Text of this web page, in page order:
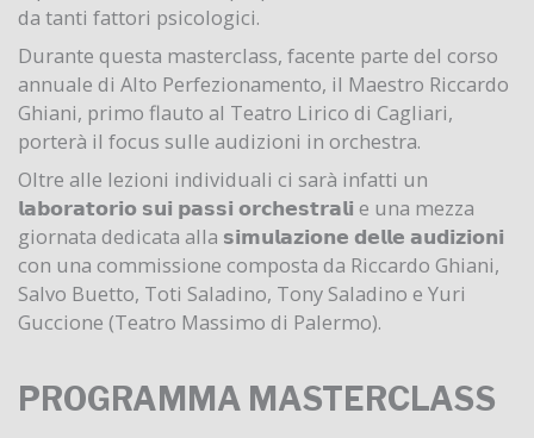
da tanti fattori psicologici.
Durante questa masterclass, facente parte del corso
annuale di Alto Perfezionamento, il Maestro Riccardo
Ghiani, primo flauto al Teatro Lirico di Cagliari,
porterà il focus sulle audizioni in orchestra.
Oltre alle lezioni individuali ci sarà infatti un
𝗹𝗮𝗯𝗼𝗿𝗮𝘁𝗼𝗿𝗶𝗼 𝘀𝘂𝗶 𝗽𝗮𝘀𝘀𝗶 𝗼𝗿𝗰𝗵𝗲𝘀𝘁𝗿𝗮𝗹𝗶 e una mezza
giornata dedicata alla 𝘀𝗶𝗺𝘂𝗹𝗮𝘇𝗶𝗼𝗻𝗲 𝗱𝗲𝗹𝗹𝗲 𝗮𝘂𝗱𝗶𝘇𝗶𝗼𝗻𝗶
con una commissione composta da Riccardo Ghiani,
Salvo Buetto, Toti Saladino, Tony Saladino e Yuri
Guccione (Teatro Massimo di Palermo).
PROGRAMMA MASTERCLASS